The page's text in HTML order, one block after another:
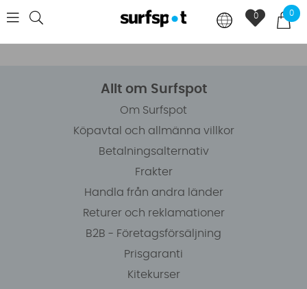
0
0
Allt om Surfspot
Om Surfspot
Köpavtal och allmänna villkor
Betalningsalternativ
Frakter
Handla från andra länder
Returer och reklamationer
B2B - Företagsförsäljning
Prisgaranti
Kitekurser